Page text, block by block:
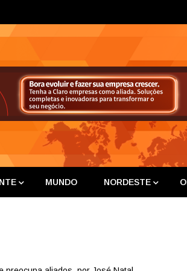
MUNDO NORDESTE